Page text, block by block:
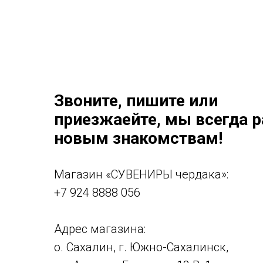
Звоните, пишите или
приезжаейте, мы всегда
новым знакомствам!
Магазин «СУВЕНИРЫ чердака»:
+7 924 8888 056
Адрес магазина:
о. Сахалин, г. Южно-Сахалинск,